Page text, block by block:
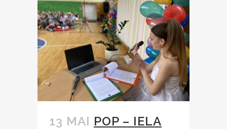
13 MAI POP – IELA